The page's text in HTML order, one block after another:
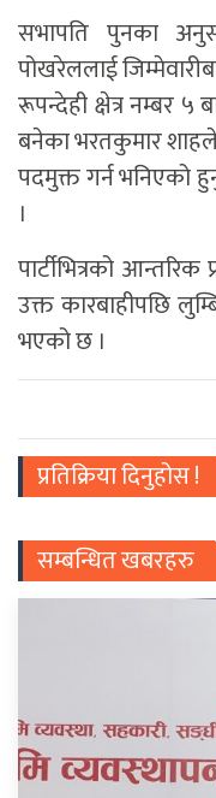
सभापति पुनका
पोखरेललाई
रूपन्देही क्षेत्र नम्बर ५
बनेका भरतकुमार
पदमुक्त गर्न भनिएको
।
पार्टीभित्रको
उक्त कारबाहीपछि
भएको छ ।
प्रतिक्रिया दिनुहोस !
सम्बन्धित खबरहरु